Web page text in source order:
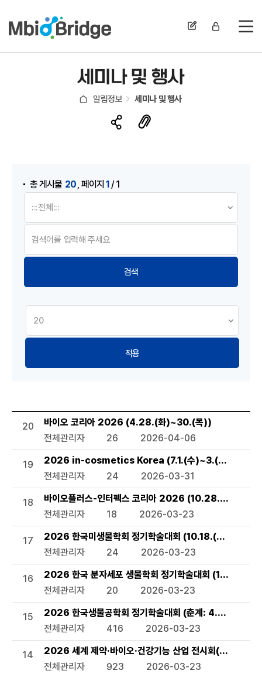
전
세미나 및 행사
알림정보 세미나 및 행사
총 게시물 20 ,페이지1/ 1
적용
세미나 및 행사 목록으로 번호, 제목, 작성자, 조회수,등록일,
20
바이오 코리아 2026 (4.28.(화)~30.(목))
전체관리자
26 2026-04-06
19
2026 in-cosmetics Korea (7.1.(수)~3.(금))
전체관리자
24 2026-03-31
18
바이오플러스-인터펙스 코리아 2026 (10.28.(수
전체관리자
18 2026-03-23
17
2026 한국미생물학회 정기학술대회 (10.18.(일)~20.(
전체관리자
24 2026-03-23
16
2026 한국 분자세포 생물학회 정기학술대회 (10.6.(화
전체관리자
20 2026-03-23
15
2026 한국생물공학회 정기학술대회 (춘계: 4.8.(수
전체관리자
416 2026-03-23
14
2026 세계 제약·바이오·건강기능 산업 전시회(CPHI)
전체관리자
923 2026-03-23